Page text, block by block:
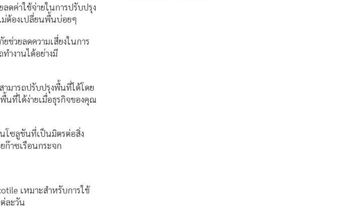
ลดค่าใช้จ่ายในการปรับปรุง
ต้องเปลี่ยนพื้นบ่อยๆ
วยลดความเสี่ยงในการ
ำงานได้อย่างมี
ามารถปรับปรุงพื้นที่ได้โดย
นที่ได้ง่ายเมื่อธุรกิจของคุณ
โซลูชันที่เป็นมิตรต่อสิ่ง
ก๊าซเรือนกระจก
เหมาะสำหรับการใช้
ละวัน